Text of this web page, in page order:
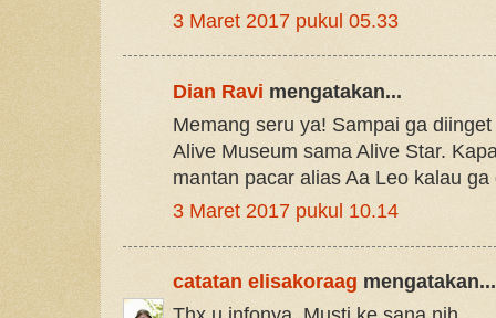
3 Maret 2017 pukul 05.33
Dian Ravi mengatakan...
Memang seru ya! Sampai ga
Alive Museum sama Alive Star.
mantan pacar alias Aa Leo kalau ga
3 Maret 2017 pukul 10.14
catatan elisakoraag mengatakan...